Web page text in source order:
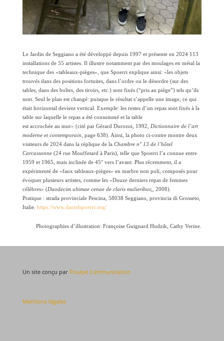
Le Jardin de Seggiano a été développé depuis 1997 et présente en 2024 113
installations de 55 artistes. Il illustre notamment par des moulages en métal la
technique des «tableaux-pièges», que Spoerri explique ainsi: «les objets
trouvés dans des positions fortuites, dans l’ordre ou le désordre (sur des
tables, dans des boîtes, des tiroirs, etc.) sont fixés (“pris au piège”) tels qu’ils
sont. Seul le plan est changé: puisque le résultat s’appelle une image, ce qui
était horizontal devient vertical. Exemple: les restes d’un repas sont fixés à la
table sur laquelle le repas a été consommé et la table
est accrochée au mur» (cité par Gérard Durozoi, 1992,
Dictionnaire de l’art
moderne et contemporain, page 638). Ainsi, la photo ci-contre montre deux
visiteurs de 2024 dans la réplique de la Chambre n° 13 de l’hôtel
Carcassonne(24 rue Mouffetard à Paris), telle que Spoerri l’a connue entre
1959 et 1965, mais inclinée de 45° vers l’avant. Plus récemment, il a
expérimenté de «faux tableaux-pièges» en marbre non poli, composés pour
évoquer plusieurs artistes, comme les «Douze derniers repas de femmes
célèbres» (Duodecim ultimae cenae de claris mulieribus;, 2008).
Pratique : strada provinciale Pescina, 58038 Seggiano, provincia di Grosseto,
Italie. https://www.danielspoerri.org/
Photographies d’illustration: Françoise Guignard Hudzik, Cathy Verine.
Un site conçu par Poulpe Communication
Mentions légales